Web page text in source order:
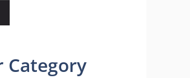
Category